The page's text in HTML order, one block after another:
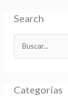
Search
c
Categorías